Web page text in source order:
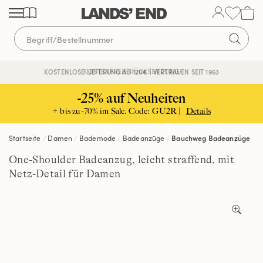
Direkt
zum
Inhalt
Direkt
zur
Navigation
Direkt
zur
Suche
KOSTENLOSE LIEFERUNG AB 120€ | VERTRAUEN SEIT 1963
KOSTENFREIE RÜCKSENDUNG
-25% auf Neuheiten
+ bis zu -70% im Sale. Code: GU2R | Details
Startseite Damen Bademode Badeanzüge Bauchweg Badeanzüge
One-Shoulder Badeanzug, leicht straffend, mit
Netz-Detail für Damen